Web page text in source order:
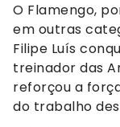
O Flamengo,
em outras
Filipe Luís
treinador das
reforçou a
do trabalho